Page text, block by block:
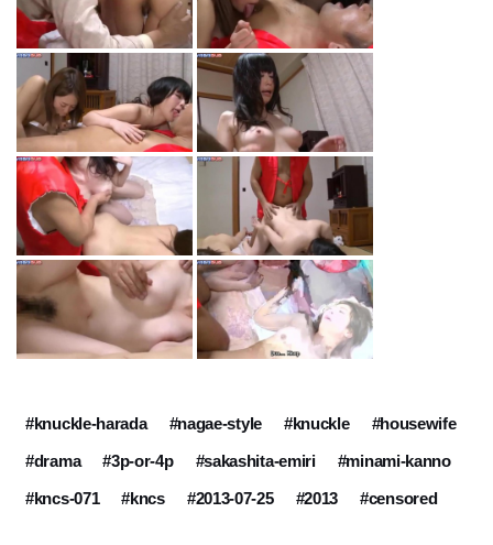
#knuckle-harada #nagae-style #knuckle
#housewife
#drama
#3p-or-4p #sakashita-emiri
#minami-kanno
#kncs-071
#kncs #2013-07-25 #2013 #censored